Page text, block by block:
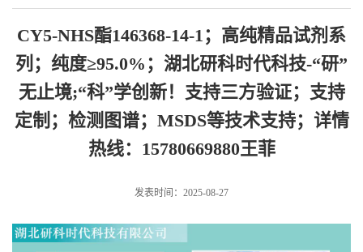
详情热线：15780669880王菲
CY5-NHS酯146368-14-1；高纯精品试剂系
列；纯度≥95.0%；湖北研科时代科技-“研”
无止境;“科”学创新！支持三方验证；支持
定制；检测图谱；MSDS等技术支持；详情
热线：15780669880王菲
发表时间：2025-08-27